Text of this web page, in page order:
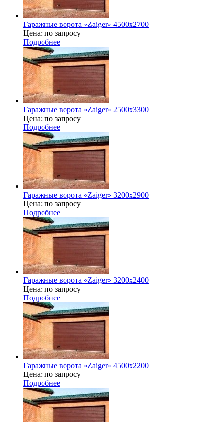
Гаражные ворота «Zaiger» 4500x2700
Цена: по запросу
Подробнее
Гаражные ворота «Zaiger» 2500x3300
Цена: по запросу
Подробнее
Гаражные ворота «Zaiger» 3200x2900
Цена: по запросу
Подробнее
Гаражные ворота «Zaiger» 3200х2400
Цена: по запросу
Подробнее
Гаражные ворота «Zaiger» 4500х2200
Цена: по запросу
Подробнее